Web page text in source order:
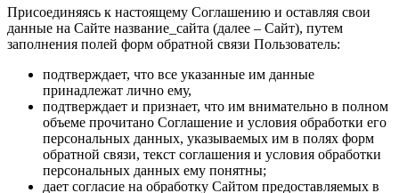
Присоединяясь к настоящему Соглашению и оставляя свои
данные на Сайте название_сайта (далее – Сайт), путем
заполнения полей форм обратной связи Пользователь:
подтверждает, что все указанные им данные
принадлежат лично ему,
подтверждает и признает, что им внимательно в полном
объеме прочитано Соглашение и условия обработки его
персональных данных, указываемых им в полях форм
обратной связи, текст соглашения и условия обработки
персональных данных ему понятны;
дает согласие на обработку Сайтом предоставляемых в